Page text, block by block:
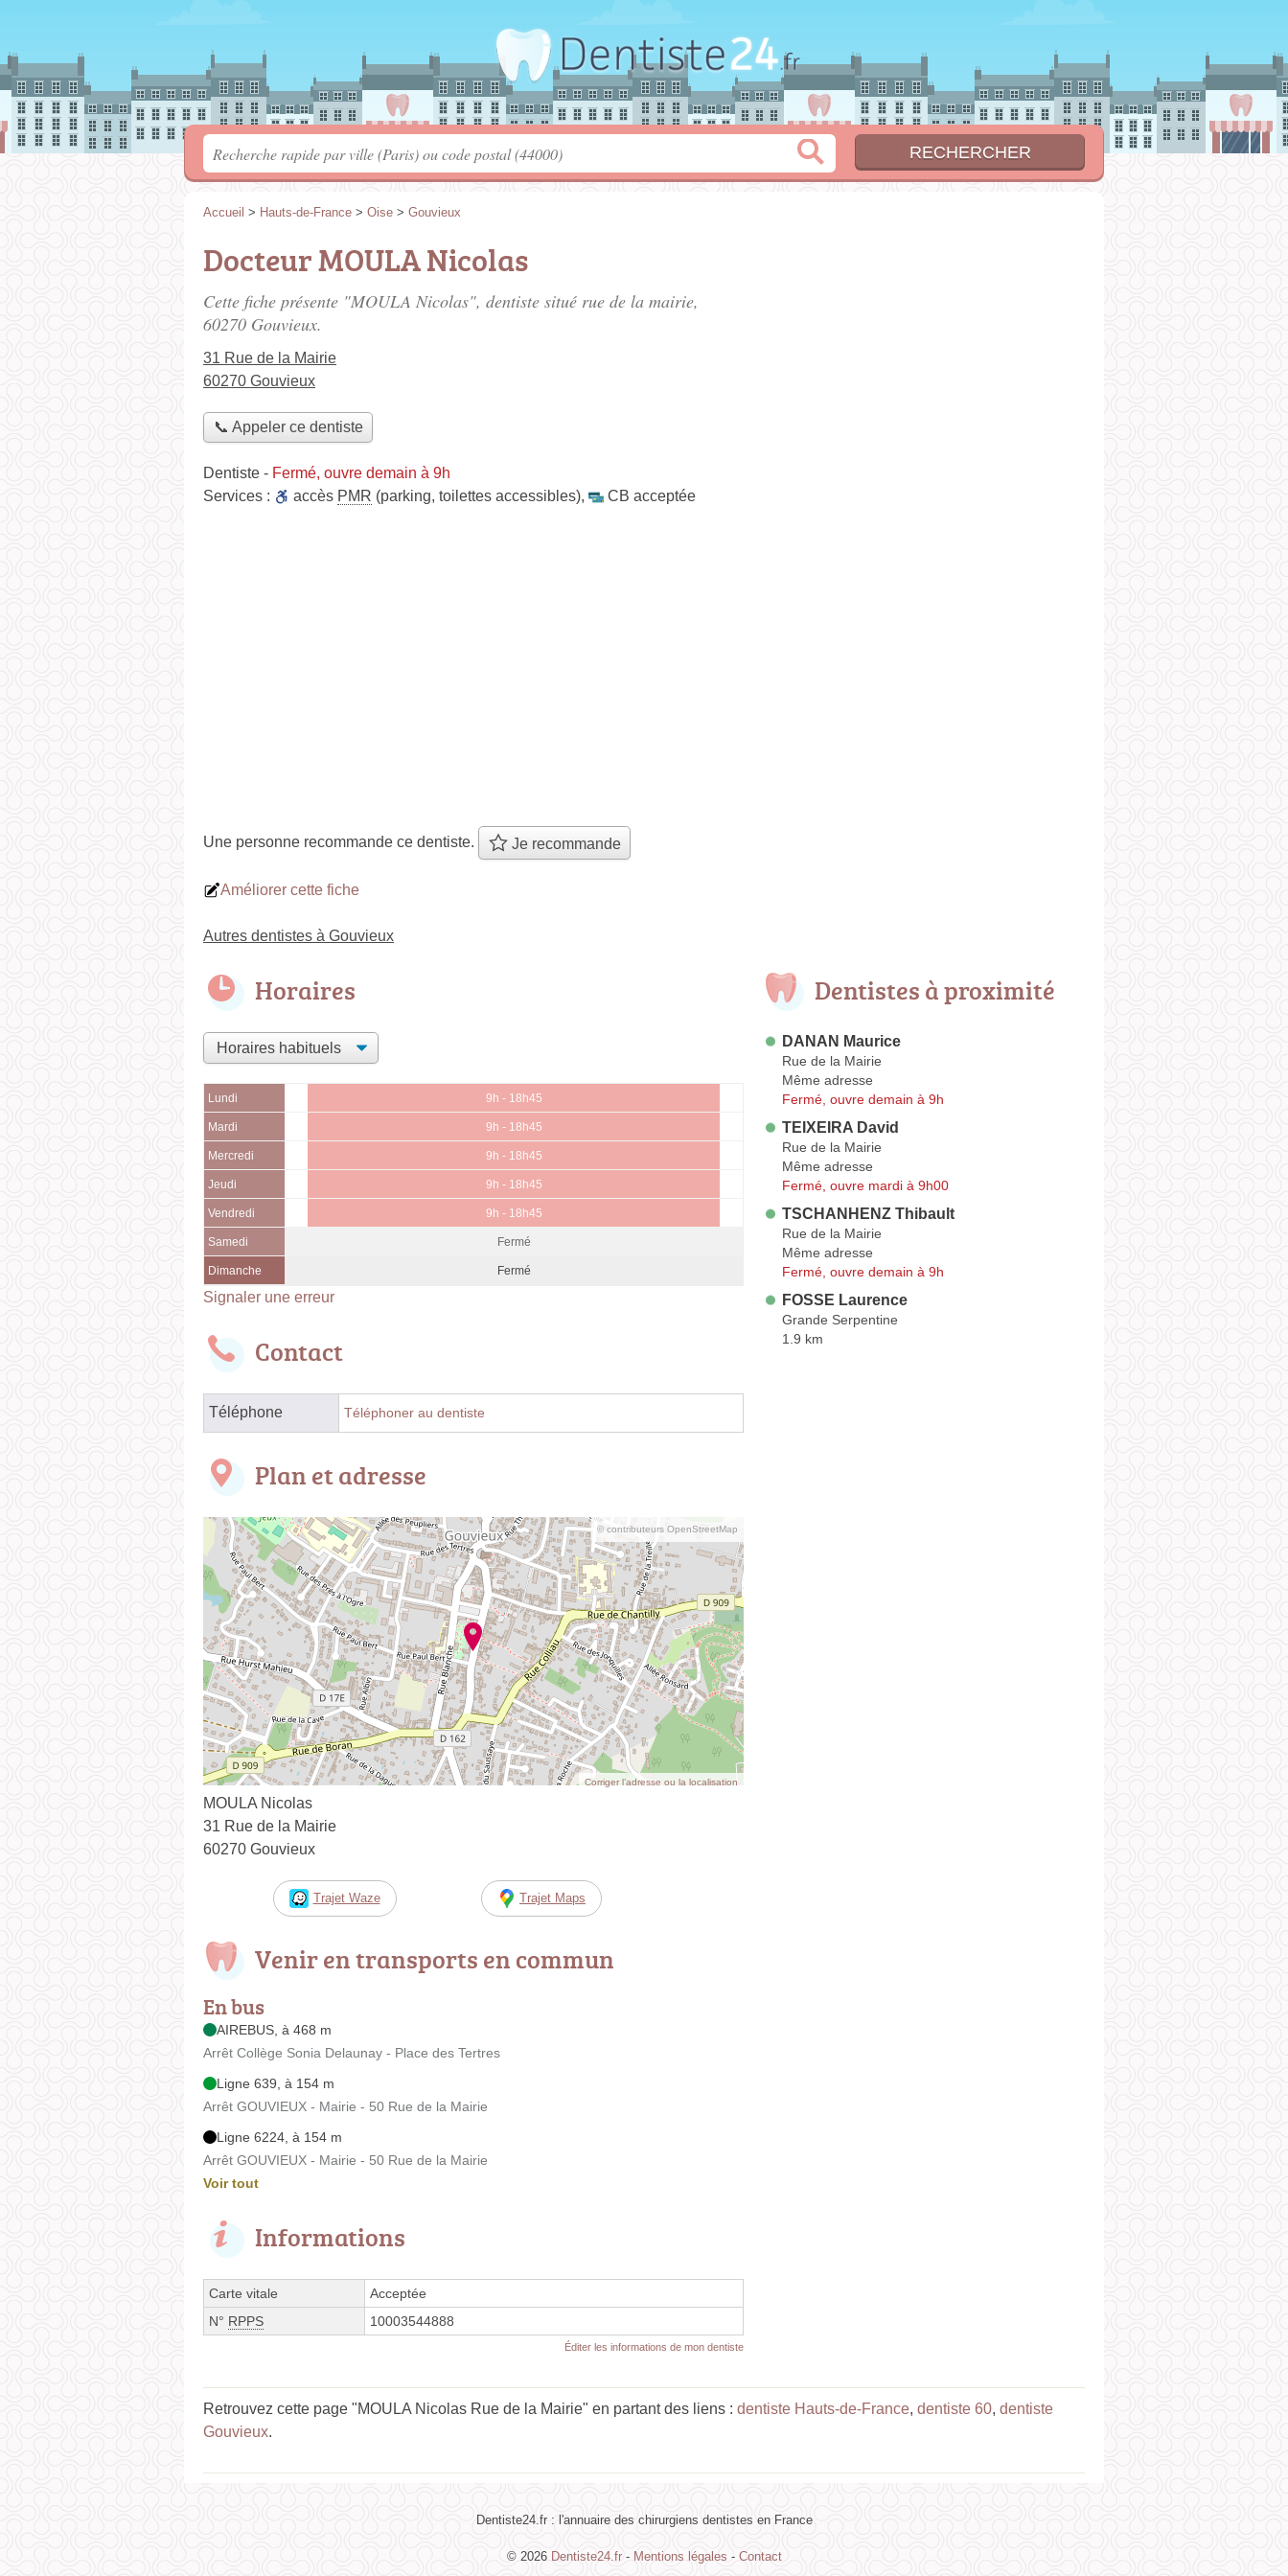
Accueil > Hauts-de-France > Oise > Gouvieux
Docteur MOULA Nicolas
Cette fiche présente "MOULA Nicolas", dentiste situé rue de la mairie,
60270 Gouvieux.
31 Rue de la Mairie
60270 Gouvieux
📞 Appeler ce dentiste
Dentiste - Fermé, ouvre demain à 9h
Services :
accès PMR (parking, toilettes accessibles), CB acceptée
Une personne recommande ce dentiste. Je recommande
Améliorer cette fiche
Autres dentistes à Gouvieux
Horaires
Lundi 9h - 18h45
Mardi 9h - 18h45
Mercredi 9h - 18h45
Jeudi 9h - 18h45
Vendredi 9h - 18h45
Samedi Fermé
Dimanche Fermé
Signaler une erreur
Contact
Téléphone Téléphoner au dentiste
Plan et adresse
© contributeurs OpenStreetMap
Corriger l’adresse ou la localisation
MOULA Nicolas
31 Rue de la Mairie
60270 Gouvieux
Trajet Waze Trajet Maps
Venir en transports en commun
En bus
AIREBUS, à 468 m
Arrêt Collège Sonia Delaunay - Place des Tertres
Ligne 639, à 154 m
Arrêt GOUVIEUX - Mairie - 50 Rue de la Mairie
Ligne 6224, à 154 m
Arrêt GOUVIEUX - Mairie - 50 Rue de la Mairie
Voir tout
Informations
Carte vitale
Acceptée
N° RPPS 10003544888
Éditer les informations de mon dentiste
Dentistes à proximité
DANAN Maurice
Rue de la Mairie
Même adresse
Fermé, ouvre demain à 9h
TEIXEIRA David
Rue de la Mairie
Même adresse
Fermé, ouvre mardi à 9h00
TSCHANHENZ Thibault
Rue de la Mairie
Même adresse
Fermé, ouvre demain à 9h
FOSSE Laurence
Grande Serpentine
1.9 km
Retrouvez cette page "MOULA Nicolas Rue de la Mairie" en partant des liens : dentiste Hauts-de-France, dentiste 60, dentiste
Gouvieux.
Dentiste24.fr : l'annuaire des chirurgiens dentistes en France
© 2026 Dentiste24.fr - Mentions légales - Contact